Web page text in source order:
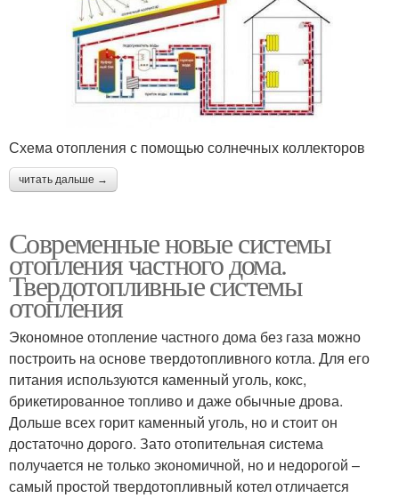
Схема отопления с помощью солнечных коллекторов
читать дальше →
Современные новые системы
отопления частного дома.
Твердотопливные системы
отопления
Экономное отопление частного дома без газа можно
построить на основе твердотопливного котла. Для его
питания используются каменный уголь, кокс,
брикетированное топливо и даже обычные дрова.
Дольше всех горит каменный уголь, но и стоит он
достаточно дорого. Зато отопительная система
получается не только экономичной, но и недорогой –
самый простой твердотопливный котел отличается